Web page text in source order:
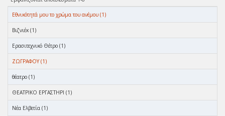
Eθνικότητά μου το χρώμα του ανέμου (1)
Βιζνιέκ (1)
Ερασιτεχνικό Θέτρο (1)
ΖΩΓΡΑΦΟΥ (1)
θέατρο (1)
ΘΕΑΤΡΙΚΟ ΕΡΓΑΣΤΗΡΙ (1)
Νέα Ελβετία (1)